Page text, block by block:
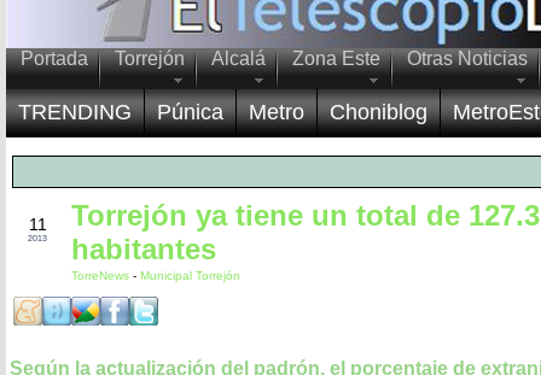
Portada Torrejón Alcalá Zona Este Otras Noticias
TRENDING Púnica Metro Choniblog
11
2013
Torrejón ya tiene un total de
habitantes
TorreNews - Municipal Torrejón
Según la actualización del padrón, el porcentaje de